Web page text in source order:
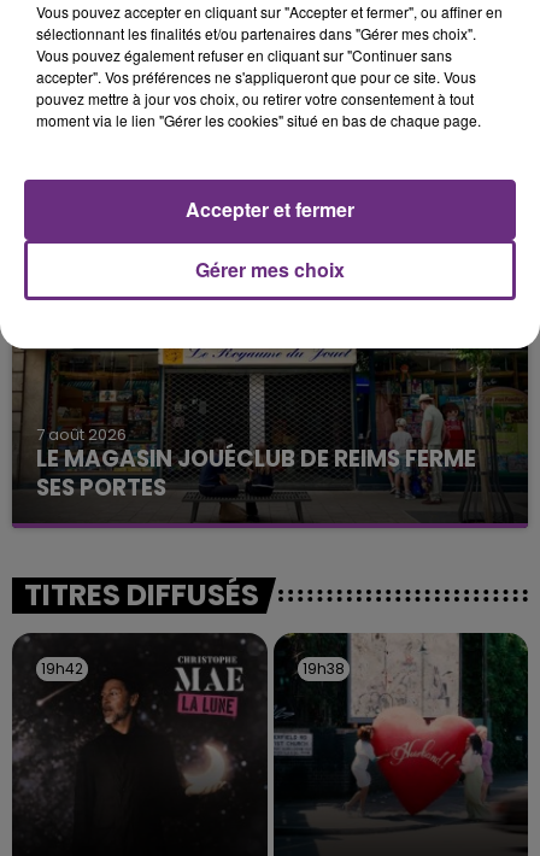
7 août 2026
TOUJOURS À L'ARRÊT
Cela fait déjà une semaine que la centrale
nucléaire ardennaise est à l'arrêt. Une situation
justifiée par la sécheresse intense qui est toujours
présente.
7 août 2026
LE MAGASIN JOUÉCLUB DE REIMS FERME
SES PORTES
C'était l'une des institutions du centre-ville
fermer ses portes.
TITRES DIFFUSÉS
19h42
19h42 19h38
19h38
Vous pouvez accepter en cliquant sur "Accepter et fermer", ou affiner en
sélectionnant les finalités et/ou partenaires dans "Gérer mes choix".
Vous pouvez également refuser en cliquant sur "Continuer sans
accepter". Vos préférences ne s'appliqueront que pour ce site. Vous
pouvez mettre à jour vos choix, ou retirer votre consentement à tout
moment via le lien "Gérer les cookies" situé en bas de chaque page.
Gérer mes choix
Accepter et fermer